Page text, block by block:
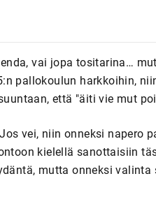
vai jopa tositarina…
pallokoulun harkkoihin,
että "äiti vie mut
vei, niin onneksi napero
kielellä sanottaisiin
mutta onneksi